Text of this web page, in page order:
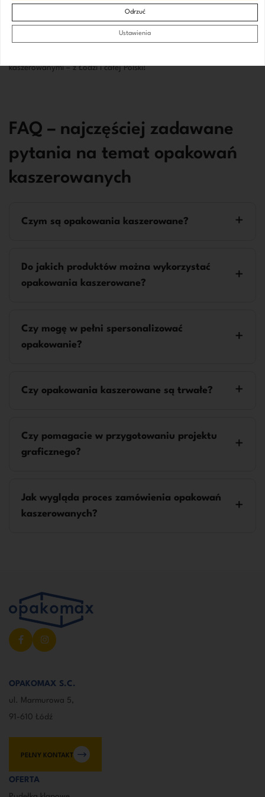
kaszerowanie daje efekt, który zauważysz od razu po pierwszym
kontakcie z produktem.
kaszerowanymi – z Łodzi i całej Polski!
FAQ – najczęściej zadawane
pytania na temat opakowań
kaszerowanych
Czym są opakowania kaszerowane?
Do jakich produktów można wykorzystać
opakowania kaszerowane?
Czy mogę w pełni spersonalizować
opakowanie?
Czy opakowania kaszerowane są trwałe?
Czy pomagacie w przygotowaniu projektu
graficznego?
Jak wygląda proces zamówienia opakowań
kaszerowanych?
OPAKOMAX S.C.
ul. Marmurowa 5,
91-610 Łódź
PEŁNY KONTAKT
OFERTA
Odrzuć
Ustawienia